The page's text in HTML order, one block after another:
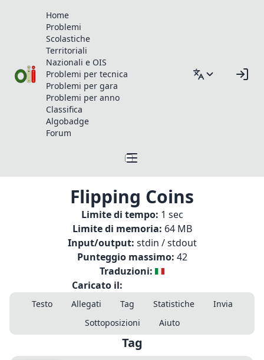
Home
Problemi
Scolastiche
Territoriali
Nazionali e OIS
Problemi per tecnica
Problemi per gara
Problemi per anno
Classifica
Algobadge
Forum
Flipping Coins
Limite di tempo: 1 sec
Limite di memoria: 64 MB
Input/output: stdin / stdout
Punteggio massimo: 42
Traduzioni:
Caricato il:
Testo Allegati Tag Statistiche
Invia
Sottoposizioni
Aiuto
Tag